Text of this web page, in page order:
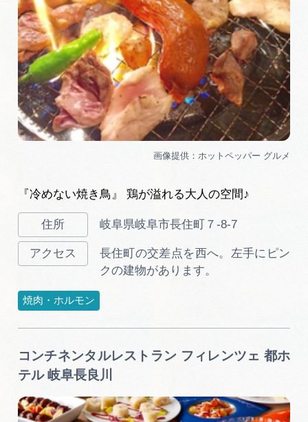
『冷めない焼き鳥』 鶏が溢れる大人の空間♪
岐阜県岐阜市長住町７-8-7
長住町の交差点を西へ。左手にピン
クの建物があります。
焼肉・ホルモン
コンチネンタルレストラン フィレンツェ 都ホ
テル 岐阜長良川